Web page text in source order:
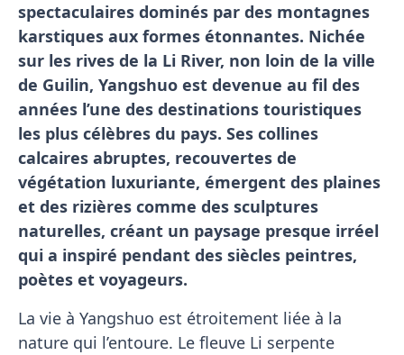
spectaculaires dominés par des montagnes
karstiques aux formes étonnantes. Nichée
sur les rives de la Li River, non loin de la ville
de Guilin, Yangshuo est devenue au fil des
années l’une des destinations touristiques
les plus célèbres du pays. Ses collines
calcaires abruptes, recouvertes de
végétation luxuriante, émergent des plaines
et des rizières comme des sculptures
naturelles, créant un paysage presque irréel
qui a inspiré pendant des siècles peintres,
poètes et voyageurs.
La vie à Yangshuo est étroitement liée à la
nature qui l’entoure. Le fleuve Li serpente